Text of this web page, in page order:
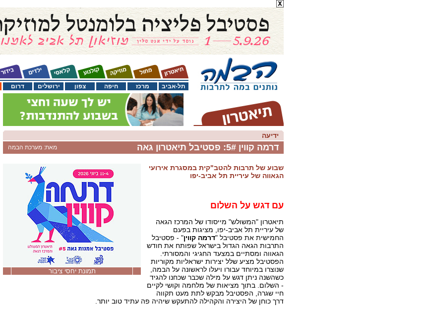
דרום ירושלים צפון חיפה מרכז תל-אביב
ידיעה
מאת: מערכת הבמה דרמה קווין 5#: פסטיבל תיאטרון גאה
תמונת יחסי ציבור
שבוע של תרבות להטב"קית במסגרת אירועי
הגאווה של עיריית תל אביב-יפו
עם דגש על השלום
תיאטרון "המשולש" מייסודו של המרכז הגאה
של עיריית תל אביב-יפו, מציגות בפעם
החמישית את פסטיבל "דרמה קווין" - פסטיבל
התרבות הגאה הגדול בישראל שפותח את חודש
הגאווה ומסתיים במצעד החגיגי והמסורתי.
הפסטיבל מציע שלל יצירות ישראליות מקוריות
שנוצרו במיוחד עבורו ויעלו לראשונה על הבמה,
כשהשנה ניתן דגש על מילה שכבר שכחנו להגיד
- השלום. בתוך מציאות של מלחמה וקושי לקיים
חיי שגרה, הפסטיבל מבקש לתת מעט תקווה
דרך כוחן של היצירה והקהילה להתעקש שיהיה פה עתיד טוב יותר.